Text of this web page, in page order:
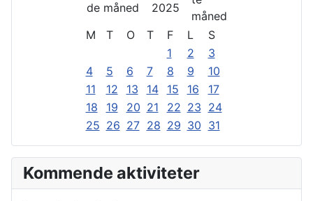
2025
M
T O T F L
S
1
2
3
4
5 6 7 8 9
10
11
12 13 14 15 16
17
18
19 20 21 22 23 24
25 26 27 28 29 30 31
Kommende aktiviteter